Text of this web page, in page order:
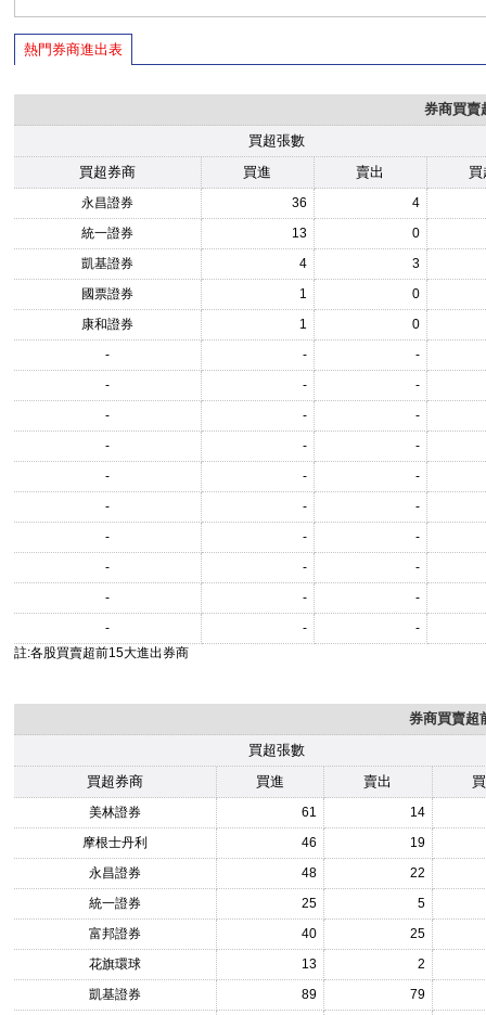
熱門券商進出表
券商買賣
買超張數
買超券商
買進 賣出
永昌證券 36
4
統一證券
13
0
凱基證券
4
3
國票證券
1
0
康和證券
1
0
-
-
-
-
-
-
-
-
-
-
-
-
-
-
-
-
-
-
-
-
-
-
-
-
-
-
-
-
-
-
註:各股買賣超前15大進出券商
券商買賣超
買超張數
買超券商
買進 賣出
美林證券 61
14
摩根士丹利
46
19
永昌證券
48
22
統一證券
25
5
富邦證券
40
25
花旗環球
13
2
凱基證券
89
79